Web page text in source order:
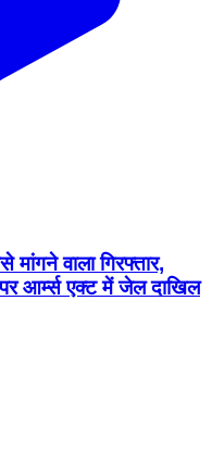
वाला गिरफ्तार,
आर्म्स एक्ट में जेल दाखिल